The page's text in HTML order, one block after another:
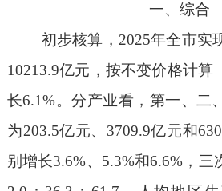
一、综合
初步核算， 2025年全市实
10213.9亿元 ，按不变价格计算
长6.1%。分产业看，第一、二
为203.5亿元、 3709.9亿元和
别增长3.6%、 5.3%和6.6% ， 三